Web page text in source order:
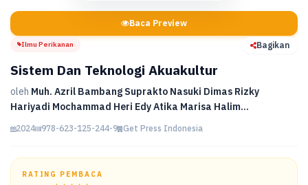
Baca Preview
Ilmu Perikanan Bagikan
Sistem Dan Teknologi Akuakultur
oleh Muh. Azril Bambang Suprakto Nasuki Dimas Rizky
Hariyadi Mochammad Heri Edy Atika Marisa Halim...
2024 978-623-125-244-9 Get Press Indonesia
RATING PEMBACA